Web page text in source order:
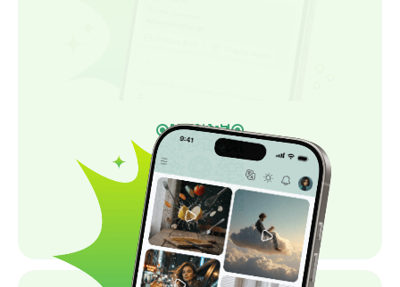
Скачать приложение